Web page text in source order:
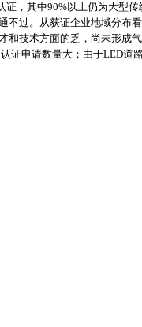
，其中90%以上仍为大型
不过。从获证企业地域分布
和技术方面的乏，尚未形成
证申请数量大；由于LED道